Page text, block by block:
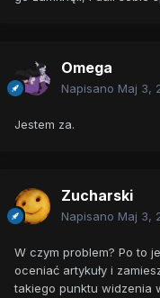
Omega
Napisano Maj 3,
Jestem za.
Zucharski
Napisano Maj 3,
W czym problem? Po to
oceniać artykuły i
takiego punktu widzenia